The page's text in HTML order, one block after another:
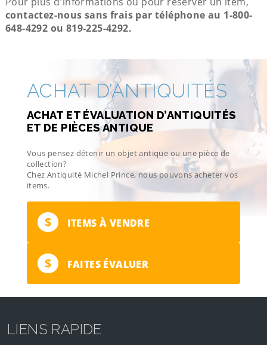
contactez-nous sans frais par téléphone au 1-800-
648-4292 ou 819-225-4292.
ACHAT D’ANTIQUITÉS
ACHAT ET ÉVALUATION D’ANTIQUITÉS
ET DE PIÈCES ANTIQUE
Vous pensez détenir un objet antique ou une pièce de
collection?
Chez Antiquité Michel Prince, nous pouvons acheter vos
items.
$ ITEMS À VENDRE
$ FAITES ÉVALUER
LIENS RAPIDE